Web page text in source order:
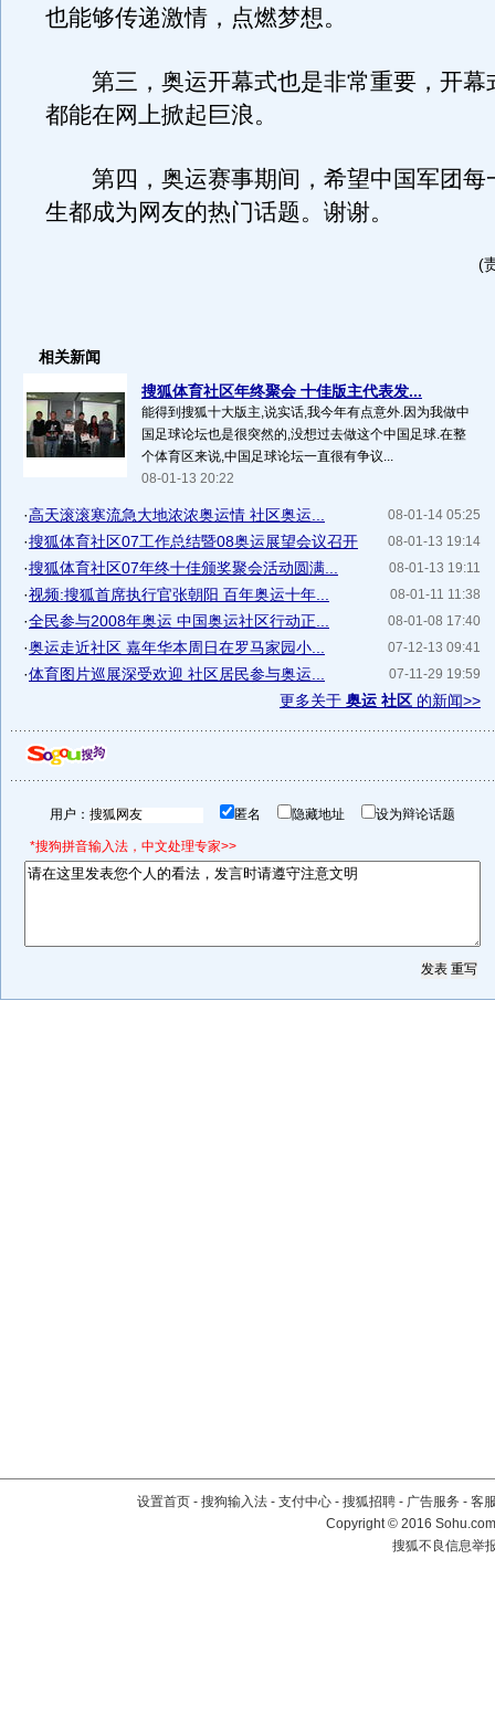
也能够传递激情，点燃梦想。
第三，奥运开幕式也是非常重要，开幕
都能在网上掀起巨浪。
第四，奥运赛事期间，希望中国军团每
生都成为网友的热门话题。谢谢。
(
相关新闻
搜狐体育社区年终聚会 十佳版主代表发...
能得到搜狐十大版主,说实话,我今年有点意外.因为我做中
国足球论坛也是很突然的,没想过去做这个中国足球.在整
个体育区来说,中国足球论坛一直很有争议...
08-01-13 20:22
08-01-14 05:25
·高天滚滚寒流急大地浓浓奥运情 社区奥运...
08-01-13 19:14
·搜狐体育社区07工作总结暨08奥运展望会议召开
08-01-13 19:11
·搜狐体育社区07年终十佳颁奖聚会活动圆满...
08-01-11 11:38
·视频:搜狐首席执行官张朝阳 百年奥运十年...
08-01-08 17:40
·全民参与2008年奥运 中国奥运社区行动正...
07-12-13 09:41
·奥运走近社区 嘉年华本周日在罗马家园小...
07-11-29 19:59
·体育图片巡展深受欢迎 社区居民参与奥运...
更多关于 奥运 社区 的新闻>>
用户： 匿名 隐藏地址 设为辩论话题
*搜狗拼音输入法，中文处理专家>>
设置首页 - 搜狗输入法 - 支付中心 - 搜狐招聘 - 广告服务 - 客
Copyright©2016
搜狐不良信息举